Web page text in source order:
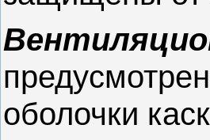
оболочки